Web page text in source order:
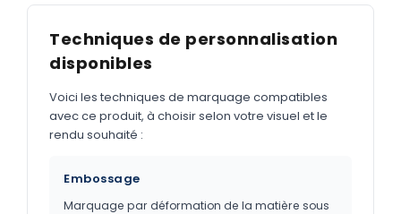
Techniques de personnalisation
disponibles
Voici les techniques de marquage compatibles
avec ce produit, à choisir selon votre visuel et le
rendu souhaité :
Embossage
Marquage par déformation de la matière sous